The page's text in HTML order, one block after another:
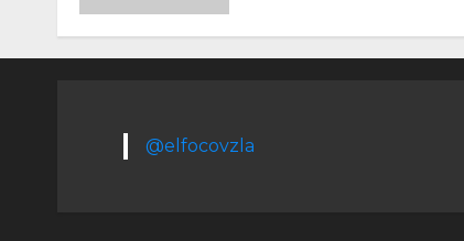
@elfocovzla